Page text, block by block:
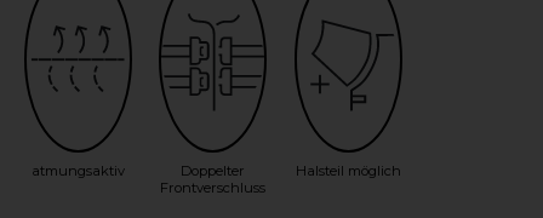
atmungsaktiv
Doppelter
Frontverschluss
Halsteil möglich